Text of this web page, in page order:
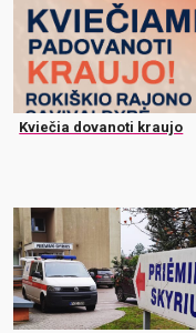
Kviečia dovanoti kraujo